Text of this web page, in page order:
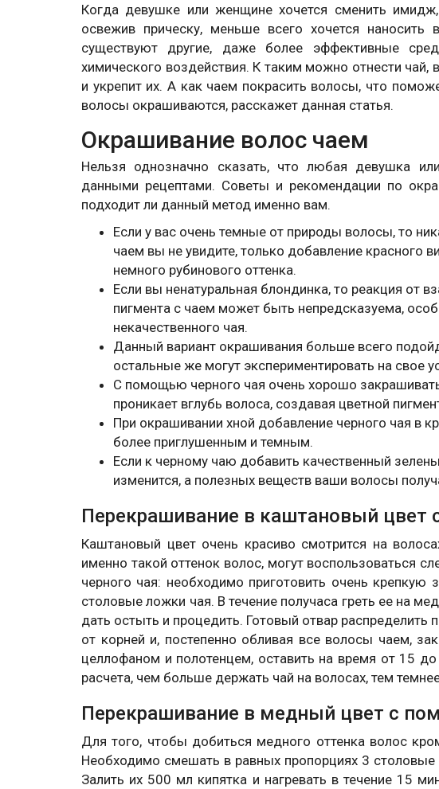
Когда девушке или женщине хочется сменить
освежив прическу, меньше всего хочется
существуют другие, даже более эффективные
химического воздействия. К таким можно отнести чай,
и укрепит их. А как чаем покрасить волосы, что
волосы окрашиваются, расскажет данная статья.
Окрашивание волос чаем
Нельзя однозначно сказать, что любая девушка
данными рецептами. Советы и рекомендации по
подходит ли данный метод именно вам.
Если у вас очень темные от природы волосы, то
чаем вы не увидите, только добавление красного
немного рубинового оттенка.
Если вы ненатуральная блондинка, то реакция от
пигмента с чаем может быть непредсказуема,
некачественного чая.
Данный вариант окрашивания больше всего
остальные же могут экспериментировать на свое
С помощью черного чая очень хорошо
проникает вглубь волоса, создавая цветной
При окрашивании хной добавление черного чая в
более приглушенным и темным.
Если к черному чаю добавить качественный
изменится, а полезных веществ ваши волосы
Перекрашивание в каштановый цвет
Каштановый цвет очень красиво смотрится на
именно такой оттенок волос, могут воспользоваться
черного чая: необходимо приготовить очень крепкую
столовые ложки чая. В течение получаса греть ее на
дать остыть и процедить. Готовый отвар
от корней и, постепенно обливая все волосы чаем,
целлофаном и полотенцем, оставить на время от 15
расчета, чем больше держать чай на волосах, тем
Перекрашивание в медный цвет с
Для того, чтобы добиться медного оттенка волос
Необходимо смешать в равных пропорциях 3 столовые
Залить их 500 мл кипятка и нагревать в течение 15